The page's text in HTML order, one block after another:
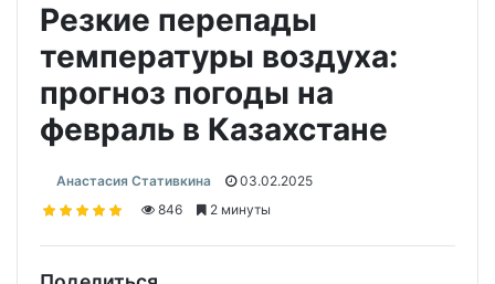
Резкие перепады
температуры воздуха:
прогноз погоды на
февраль в Казахстане
Анастасия Стативкина
03.02.2025
846
2 минуты